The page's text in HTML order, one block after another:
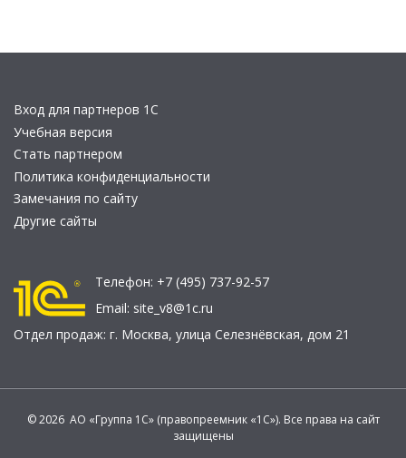
Вход для партнеров 1С
Учебная версия
Стать партнером
Политика конфиденциальности
Замечания по сайту
Другие сайты
Телефон: +7 (495) 737-92-57
Email: site_v8@1c.ru
Отдел продаж: г. Москва, улица Селезнёвская, дом 21
© 2026 АО «Группа 1С» (правопреемник «1С»). Все права на сайт
защищены